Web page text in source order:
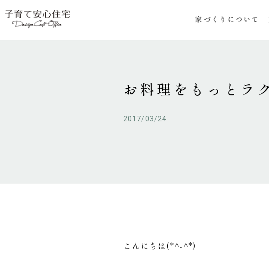
家づくりについて
お料理をもっとラ
2017/03/24
こんにちは(*^-^*)